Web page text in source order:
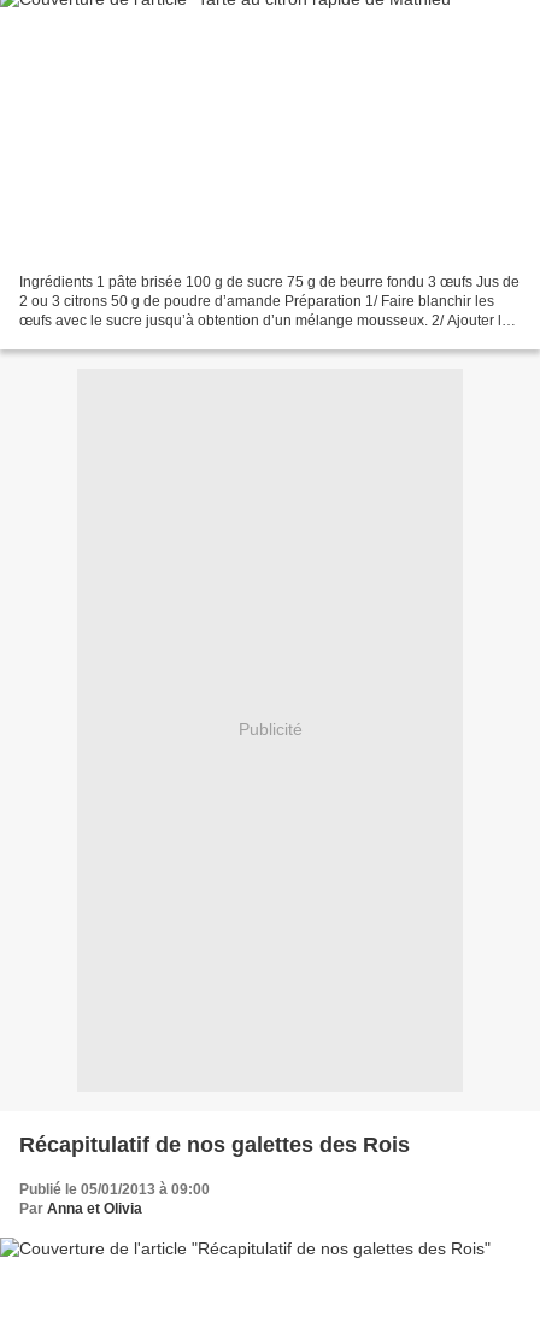
Ingrédients 1 pâte brisée 100 g de sucre 75 g de beurre fondu 3 œufs Jus de
2 ou 3 citrons 50 g de poudre d’amande Préparation 1/ Faire blanchir les
œufs avec le sucre jusqu’à obtention d’un mélange mousseux. 2/ Ajouter le
Publicité
Récapitulatif de nos galettes des Rois
Publié le 05/01/2013 à 09:00
Par Anna et Olivia